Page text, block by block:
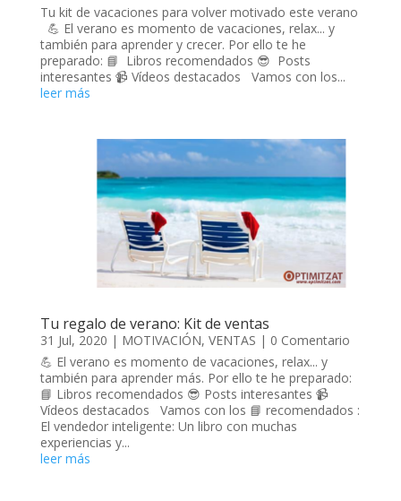
Tu kit de vacaciones para volver motivado este verano
💪 El verano es momento de vacaciones, relax... y
también para aprender y crecer. Por ello te he
preparado: 📘 Libros recomendados 😎 Posts
interesantes 📹 Vídeos destacados Vamos con los...
leer más
Tu regalo de verano: Kit de ventas
31 Jul, 2020 | MOTIVACIÓN, VENTAS | 0 Comentario
💪 El verano es momento de vacaciones, relax... y
también para aprender más. Por ello te he preparado:
📘 Libros recomendados 😎 Posts interesantes 📹
Vídeos destacados Vamos con los 📘 recomendados :
El vendedor inteligente: Un libro con muchas
experiencias y...
leer más